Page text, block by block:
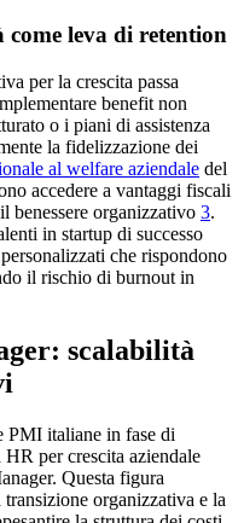
come leva di retention
per la crescita passa
benefit non
o i piani di assistenza
la fidelizzazione dei
al welfare aziendale del
accedere a vantaggi fiscali
benessere organizzativo 3.
in startup di successo
che rispondono
il rischio di burnout in
scalabilità
PMI italiane in fase di
per crescita aziendale
Questa figura
organizzativa e la